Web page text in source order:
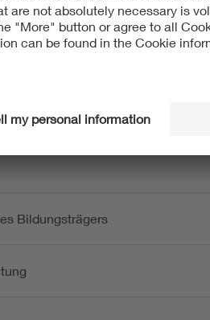
von Blitzschutzsystemen
und in der Industrie
Bildungsträgers